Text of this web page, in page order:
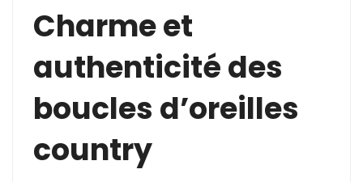
Charme et
authenticité des
boucles d’oreilles
country